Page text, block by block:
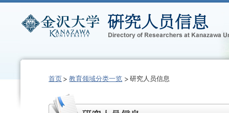
首页 教育领域分类一览 研究人员信息